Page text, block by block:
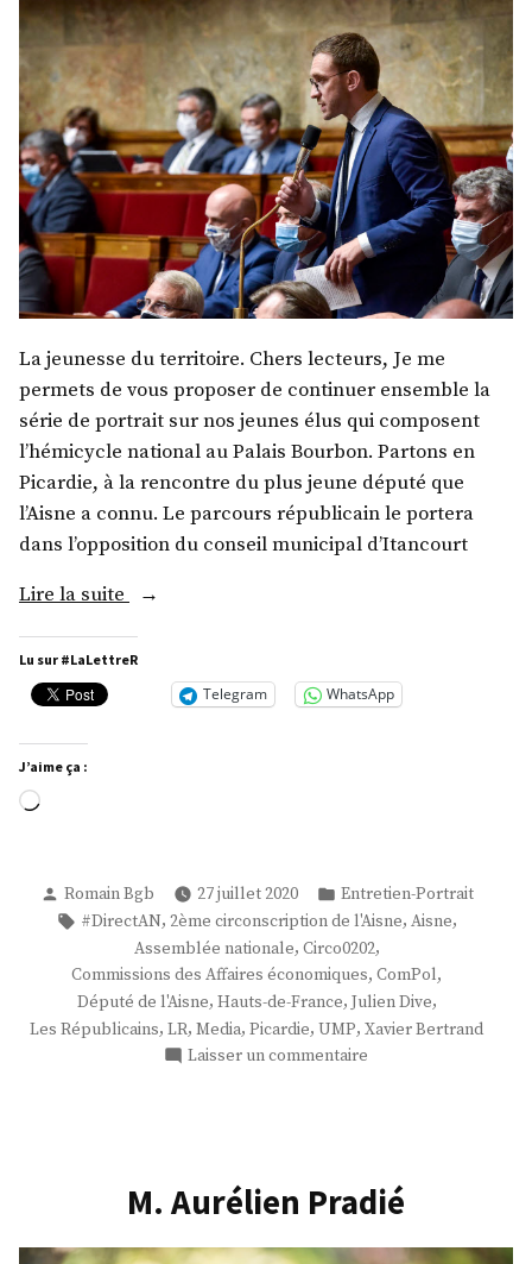
La jeunesse du territoire. Chers lecteurs, Je me
permets de vous proposer de continuer ensemble la
série de portrait sur nos jeunes élus qui composent
l’hémicycle national au Palais Bourbon. Partons en
Picardie, à la rencontre du plus jeune député que
l’Aisne a connu. Le parcours républicain le portera
dans l’opposition du conseil municipal d’Itancourt
Lire la suite
« M.
Dive »
Lu sur #LaLettreR
Telegram WhatsApp
J’aime ça :
Chargement…
Publié
par
Romain Bgb 27 juillet 2020
Publié
dans
Entretien-Portrait
Étiquettes :
#DirectAN, 2ème circonscription de l'Aisne, Aisne,
Assemblée nationale, Circo0202,
Commissions des Affaires économiques, ComPol,
Député de l'Aisne, Hauts-de-France, Julien Dive,
Les Républicains, LR, Media, Picardie, UMP, Xavier Bertrand
Laisser un commentaire
M. Aurélien Pradié